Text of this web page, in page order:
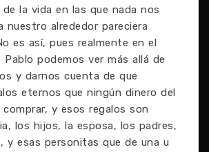
la vida en las que nada nos
nuestro alrededor pareciera
es así, pues realmente en el
podemos ver más allá de
y darnos cuenta de que
eternos que ningún dinero del
y esos regalos son
los hijos, la esposa, los padres,
y esas personitas que de una u